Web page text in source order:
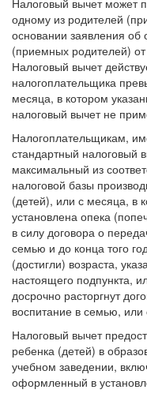
Налоговый вычет может
одному из родителей
основании заявления об
(приемных родителей)
Налоговый вычет
налогоплательщика
месяца, в котором
налоговый вычет не
Налогоплательщикам,
стандартный налоговый
максимальный из
налоговой базы
(детей), или с месяца, в
установлена опека
в силу договора о
семью и до конца того
(достигли) возраста,
настоящего подпункта,
досрочно расторгнут
воспитание в семью,
Налоговый вычет
ребенка (детей) в
учебном заведении,
оформленный в